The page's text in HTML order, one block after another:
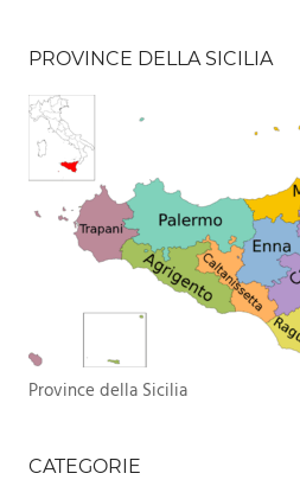
PROVINCE DELLA SICILIA
Province della Sicilia
CATEGORIE